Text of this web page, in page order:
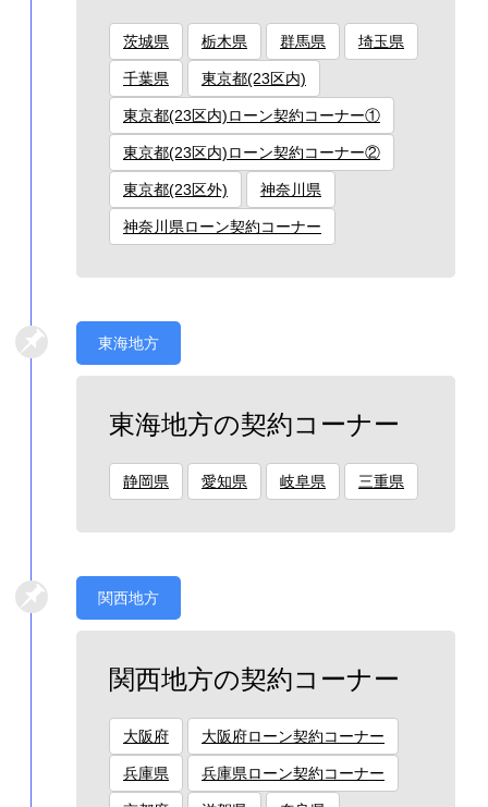
茨城県 栃木県 群馬県 埼玉県
千葉県 東京都(23区内)
東京都(23区内)ローン契約コーナー①
東京都(23区内)ローン契約コーナー②
東京都(23区外) 神奈川県
神奈川県ローン契約コーナー
東海地方
東海地方の契約コーナー
静岡県 愛知県 岐阜県 三重県
関西地方
関西地方の契約コーナー
大阪府 大阪府ローン契約コーナー
兵庫県 兵庫県ローン契約コーナー